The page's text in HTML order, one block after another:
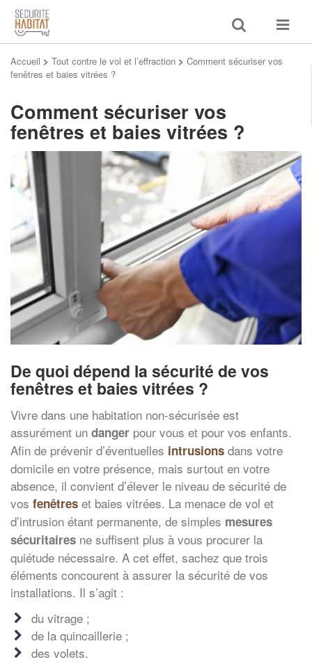
Toggle
search
Toggle
Accueil > Tout contre le vol et l’effraction > Comment sécuriser vos
fenêtres et baies vitrées ?
Comment sécuriser vos
fenêtres et baies vitrées ?
De quoi dépend la sécurité de vos
fenêtres et baies vitrées ?
Vivre dans une habitation non-sécurisée est
assurément un danger pour vous et pour vos enfants.
Afin de prévenir d’éventuelles intrusions dans votre
domicile en votre présence, mais surtout en votre
absence, il convient d’élever le niveau de sécurité de
vos fenêtres et baies vitrées. La menace de vol et
d’intrusion étant permanente, de simples mesures
sécuritaires ne suffisent plus à vous procurer la
quiétude nécessaire. A cet effet, sachez que trois
éléments concourent à assurer la sécurité de vos
installations. Il s’agit :
du vitrage ;
de la quincaillerie ;
des volets.